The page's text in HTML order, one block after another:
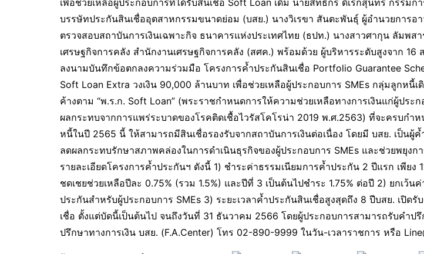
เพื่อช่วยเหลือผู้ประกอบการที่ได้รับสินเชื่อ Soft Loan เดิม นายสิทธิกร ดิเรกสุนทร กรรมก
บรรษัทประกันสินเชื่ออุตสาหกรรมขนาดย่อม (บสย.) นางวิเรขา สันตะพันธุ์ ผู้อำนวยการอา
ตรวจสอบสถาบันการเงินเฉพาะกิจ ธนาคารแห่งประเทศไทย (ธปท.) นางสาวศากุน ลัมพส
เศรษฐกิจการคลัง สำนักงานเศรษฐกิจการคลัง (สศค.) พร้อมด้วย ผู้บริหารระดับสูงจาก 16
ลงนามบันทึกข้อตกลงความร่วมมือ โครงการค้ำประกันสินเชื่อ Portfolio Guarantee
Soft Loan Extra วงเงิน 90,000 ล้านบาท เพื่อช่วยเหลือผู้ประกอบการ SMEs กลุ่มลูกหนี้เ
ค้างตาม “พ.ร.ก. Soft Loan” (พระราชกำหนดการให้ความช่วยเหลือทางการเงินแก่ผู้ประ
ผลกระทบจากการแพร่ระบาดของโรคติดเชื้อไวรัสโคโรน่า 2019 พ.ศ.2563) ที่จะครบกำ
หนี้ในปี 2565 นี้ ให้สามารถมีสินเชื่อรองรับจากสถาบันการเงินต่อเนื่อง โดยมี บสย. เป็นผู้ค้
ลดผลกระทบรักษาสภาพคล่องในการดำเนินธุรกิจของผู้ประกอบการ SMEs และช่วยพยุงก
รายละเอียดโครงการค้ำประกันฯ ดังนี้ 1) ชำระค่าธรรมเนียมการค้ำประกัน 2 ปีแรก เพียง
ชดเชยช่วยเหลือปีละ 0.75% (รวม 1.5%) และปีที่ 3 เป็นต้นไปชำระ 1.75% ต่อปี 2) ยกเว้น
ประกันสำหรับผู้ประกอบการ SMEs 3) ระยะเวลาค้ำประกันสินเชื่อสูงสุดถึง 8 ปีบสย. เปิด
เชื่อ ตั้งแต่บัดนี้เป็นต้นไป จนถึงวันที่ 31 ธันวาคม 2566 โดยผู้ประกอบการสามารถรับคำป
ปรึกษาทางการเงิน บสย. (F.A.Center) โทร 02-890-9999 ในวัน-เวลาราชการ หรือ